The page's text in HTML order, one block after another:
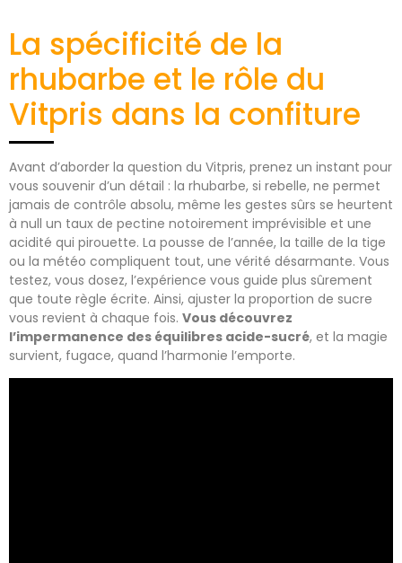
La spécificité de la
rhubarbe et le rôle du
Vitpris dans la confiture
Avant d’aborder la question du Vitpris, prenez un instant pour
vous souvenir d’un détail : la rhubarbe, si rebelle, ne permet
jamais de contrôle absolu, même les gestes sûrs se heurtent
à null un taux de pectine notoirement imprévisible et une
acidité qui pirouette. La pousse de l’année, la taille de la tige
ou la météo compliquent tout, une vérité désarmante. Vous
testez, vous dosez, l’expérience vous guide plus sûrement
que toute règle écrite. Ainsi, ajuster la proportion de sucre
vous revient à chaque fois. Vous découvrez
l’impermanence des équilibres acide-sucré, et la magie
survient, fugace, quand l’harmonie l’emporte.